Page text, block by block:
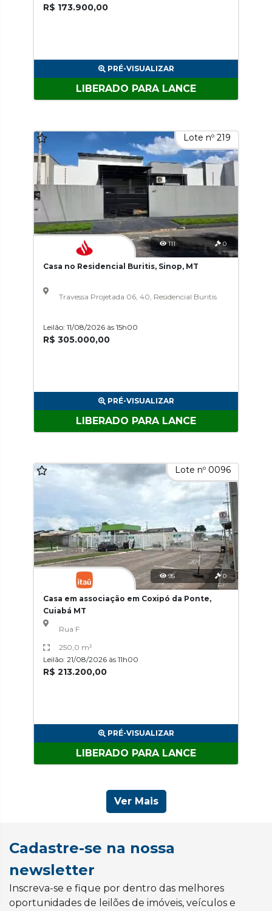
R$ 173.900,00
PRÉ-VISUALIZAR
LIBERADO PARA LANCE
Lote nº 219
111 0
Casa no Residencial Buritis, Sinop, MT
Travessa Projetada 06, 40, Residencial Buritis
Leilão: 11/08/2026 às 15h00
R$ 305.000,00
PRÉ-VISUALIZAR
LIBERADO PARA LANCE
Lote nº 0096
95 0
Casa em associação em Coxipó da Ponte,
Cuiabá MT
Rua F
250,0 m²
Leilão: 21/08/2026 às 11h00
R$ 213.200,00
PRÉ-VISUALIZAR
LIBERADO PARA LANCE
Ver Mais
Cadastre-se na nossa
newsletter
Inscreva-se e fique por dentro das melhores
oportunidades de leilões de imóveis, veículos e